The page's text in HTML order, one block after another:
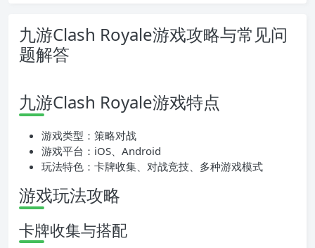
九游Clash Royale游戏攻略与常见问
题解答
九游Clash Royale游戏特点
游戏类型：策略对战
游戏平台：iOS、Android
玩法特色：卡牌收集、对战竞技、多种游戏模式
游戏玩法攻略
卡牌收集与搭配